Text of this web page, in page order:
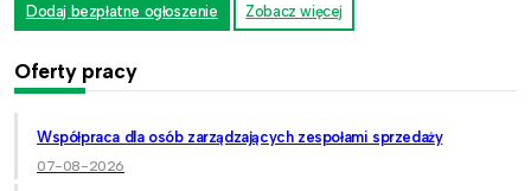
Dodaj bezpłatne ogłoszenie Zobacz więcej
Oferty pracy
Współpraca dla osób zarządzających zespołami sprzedaży
07-08-2026